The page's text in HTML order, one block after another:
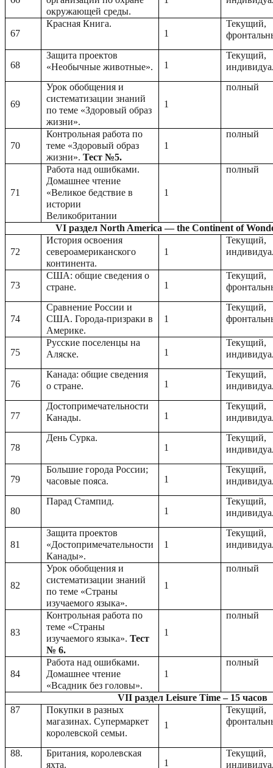
окружающей среды.
67
Красная Книга.
1
Текущий,
68
Защита проектов
«Необычные животные».
1
Текущий,
69
Урок обобщения и
систематизации знаний
по теме «Здоровый образ
жизни».
1
полный
70
Контрольная работа по
теме «Здоровый образ
жизни». Тест №5.
1
полный
71
Работа над ошибками.
Домашнее чтение
«Великое бедствие в
истории
Великобритании
1
полный
VI раздел North America — the Continent of
72
История освоения
североамериканского
континента.
1
Текущий,
73
США: общие сведения о
стране.
1
Текущий,
74
Сравнение России и
США. Города-призраки в
Америке.
1
Текущий,
75
Русские поселенцы на
Аляске.
1
Текущий,
76
Канада: общие сведения
о стране.
1
Текущий,
77
Достопримечательности
Канады.
1
Текущий,
78
День Сурка.
1
Текущий,
79
Большие города России;
часовые пояса.
1
Текущий,
80
Парад Стампид.
1
Текущий,
81
Защита проектов
«Достопримечательности
Канады».
1
Текущий,
82
Урок обобщения и
систематизации знаний
по теме «Страны
изучаемого языка».
1
полный
83
Контрольная работа по
теме «Страны
изучаемого языка». Тест
№ 6.
1
полный
84
Работа над ошибками.
Домашнее чтение
«Всадник без головы».
1
полный
VII раздел Leisure Time – 15 часов
87
Покупки в разных
магазинах. Супермаркет
королевской семьи.
1
Текущий,
88.
Британия, королевская
яхта.
1
Текущий,